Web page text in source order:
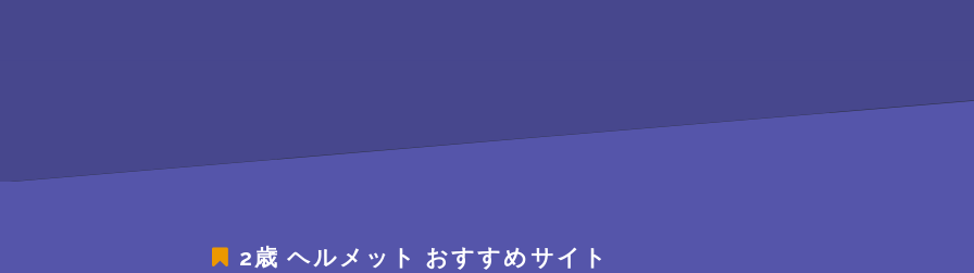
2歳 ヘルメット おすすめサイト